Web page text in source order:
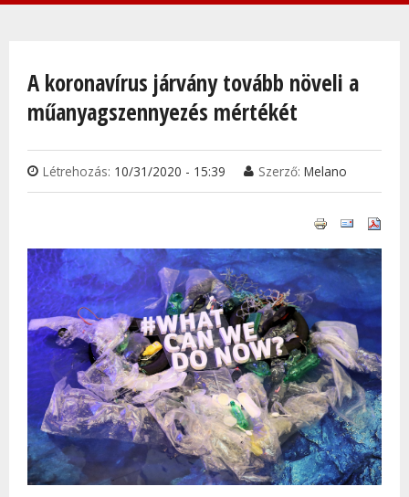
A koronavírus járvány tovább növeli a
műanyagszennyezés mértékét
Létrehozás: 10/31/2020 - 15:39 Szerző: Melano